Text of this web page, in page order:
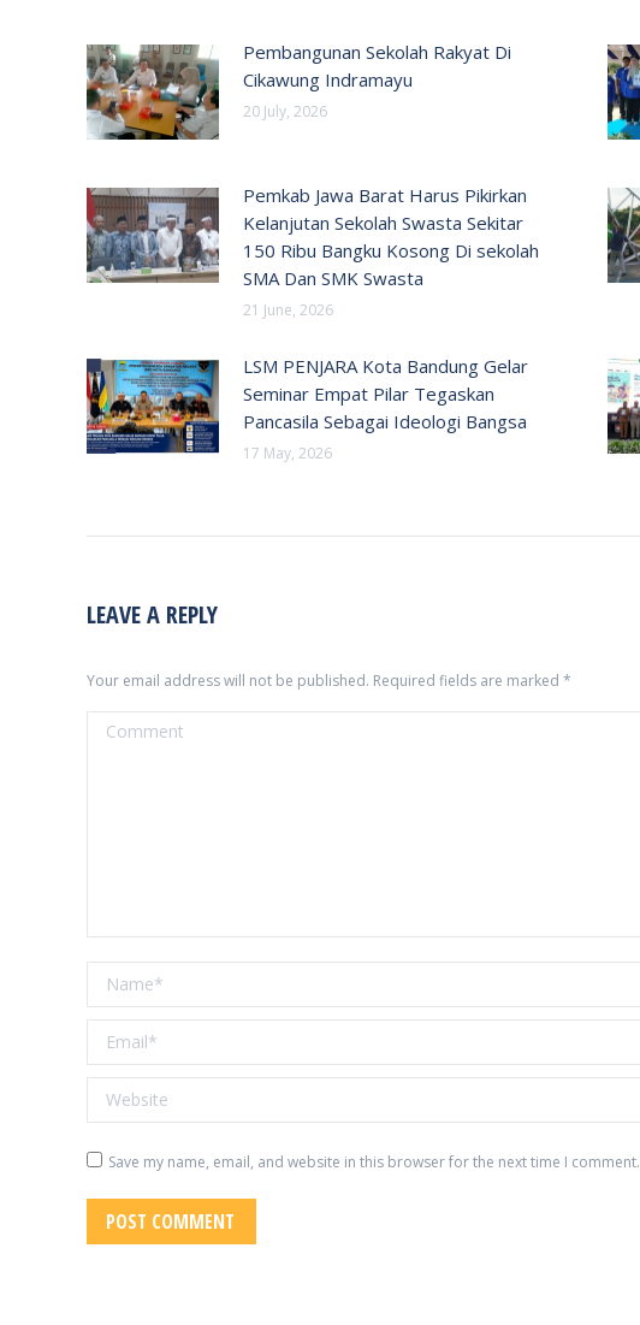
Pembangunan Sekolah Rakyat Di
Cikawung Indramayu
20 July, 2026
Pemkab Jawa Barat Harus Pikirkan
Kelanjutan Sekolah Swasta Sekitar
150 Ribu Bangku Kosong Di sekolah
SMA Dan SMK Swasta
21 June, 2026
LSM PENJARA Kota Bandung Gelar
Seminar Empat Pilar Tegaskan
Pancasila Sebagai Ideologi Bangsa
17 May, 2026
LEAVE A REPLY
Your email address will not be published. Required fields are marked *
Comment
Name *
Email *
Website
Save my name, email, and website in this browser for the next time I comment.
POST COMMENT